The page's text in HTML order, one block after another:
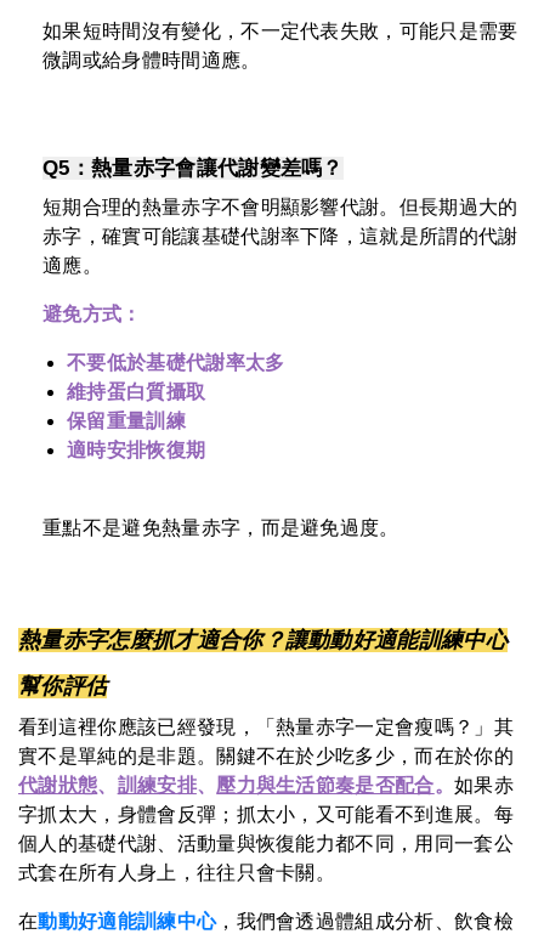
如果短時間沒有變化，不一定代表失敗，可能只是需要
微調或給身體時間適應。
Q5：熱量赤字會讓代謝變差嗎？
短期合理的熱量赤字不會明顯影響代謝。但長期過大的
赤字，確實可能讓基礎代謝率下降，這就是所謂的代謝
適應。
避免方式：
不要低於基礎代謝率太多
維持蛋白質攝取
保留重量訓練
適時安排恢復期
重點不是避免熱量赤字，而是避免過度。
熱量赤字怎麼抓才適合你？讓動動好適能訓練中心
幫你評估
看到這裡你應該已經發現，「熱量赤字一定會瘦嗎？」其
實不是單純的是非題。關鍵不在於少吃多少，而在於你的
代謝狀態、 訓練安排、 壓力與生活節奏是否配合。如果赤
字抓太大，身體會反彈；抓太小，又可能看不到進展。每
個人的基礎代謝、活動量與恢復能力都不同，用同一套公
式套在所有人身上，往往只會卡關。
在動動好適能訓練中心，我們會透過體組成分析、飲食檢